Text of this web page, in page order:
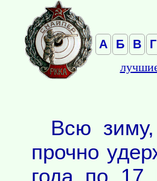
А Б В Г
Всю
прочно
года по 17